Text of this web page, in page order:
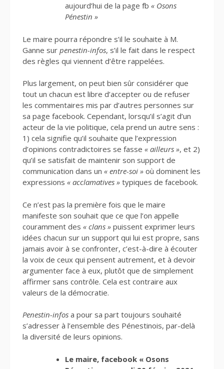
aujourd’hui de la page fb « Osons
Pénestin »
Le maire pourra répondre s’il le souhaite à M.
Ganne sur penestin-infos, s’il le fait dans le respect
des règles qui viennent d’être rappelées.
Plus largement, on peut bien sûr considérer que
tout un chacun est libre d’accepter ou de refuser
les commentaires mis par d’autres personnes sur
sa page facebook. Cependant, lorsqu’il s’agit d’un
acteur de la vie politique, cela prend un autre sens :
1) cela signifie qu’il souhaite que l’expression
d’opinions contradictoires se fasse « ailleurs », et 2)
qu’il se satisfait de maintenir son support de
communication dans un « entre-soi » où dominent les
expressions « acclamatives » typiques de facebook.
Ce n’est pas la première fois que le maire
manifeste son souhait que ce que l’on appelle
couramment des « clans » puissent exprimer leurs
idées chacun sur un support qui lui est propre, sans
jamais avoir à se confronter, c’est-à-dire à écouter
la voix de ceux qui pensent autrement, et à devoir
argumenter face à eux, plutôt que de simplement
affirmer sans contrôle. Cela est contraire aux
valeurs de la démocratie.
Penestin-infos a pour sa part toujours souhaité
s’adresser à l’ensemble des Pénestinois, par-delà
la diversité de leurs opinions.
Le maire, facebook « Osons